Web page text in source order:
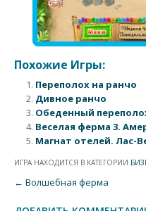
Похожие Игры:
Переполох на ранчо
Дивное ранчо
Обеденный
Веселая ферма 3.
Магнат отелей. Лас-
ИГРА НАХОДИТСЯ В КАТЕГОРИИ
Post navigation
← Волшебная ферма